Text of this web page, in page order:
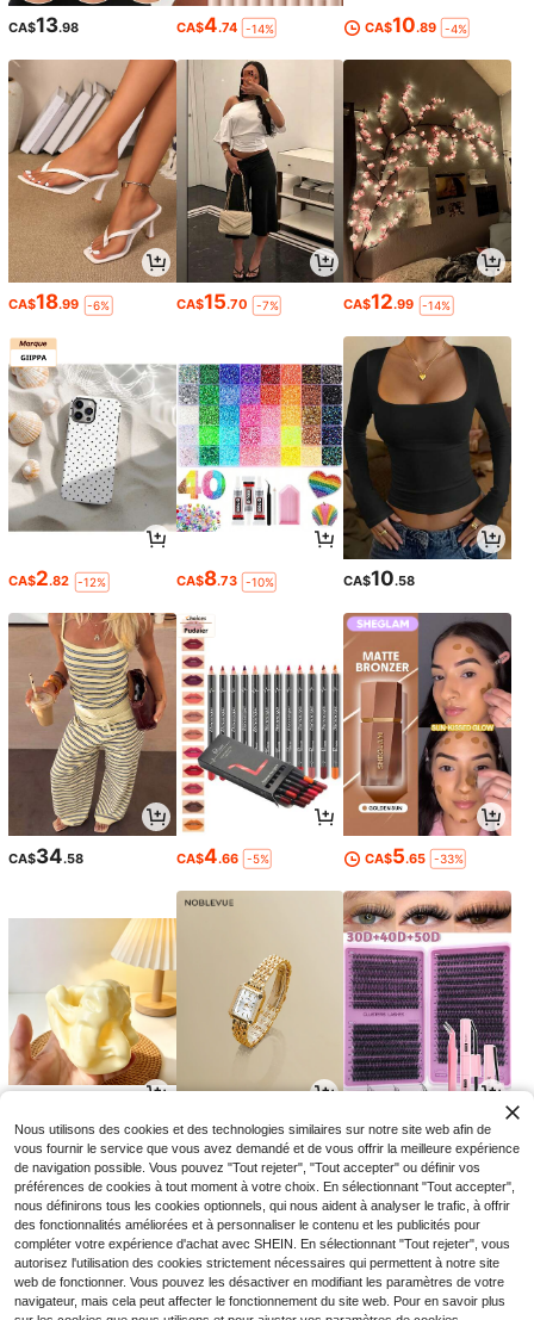
CA$13.98 CA$4.74 -14% CA$10.89 -4%
CA$18.99 -6% CA$15.70 -7% CA$12.99 -14%
CA$2.82 -12% CA$8.73 -10% CA$10.58
CA$34.58 CA$4.66 -5% CA$5.65 -33%
CA$7 .80 CA$5.10 -9% CA$2.34 -10%
Nous utilisons des cookies et des technologies similaires sur notre site web afin de
vous fournir le service que vous avez demandé et de vous offrir la meilleure expérience
de navigation possible. Vous pouvez "Tout rejeter", "Tout accepter" ou définir vos
préférences de cookies à tout moment à votre choix. En sélectionnant "Tout accepter",
nous définirons tous les cookies optionnels, qui nous aident à analyser le trafic, à offrir
des fonctionnalités améliorées et à personnaliser le contenu et les publicités pour
compléter votre expérience d'achat avec SHEIN. En sélectionnant "Tout rejeter", vous
autorisez l'utilisation des cookies strictement nécessaires qui permettent à notre site
web de fonctionner. Vous pouvez les désactiver en modifiant les paramètres de votre
navigateur, mais cela peut affecter le fonctionnement du site web. Pour en savoir plus